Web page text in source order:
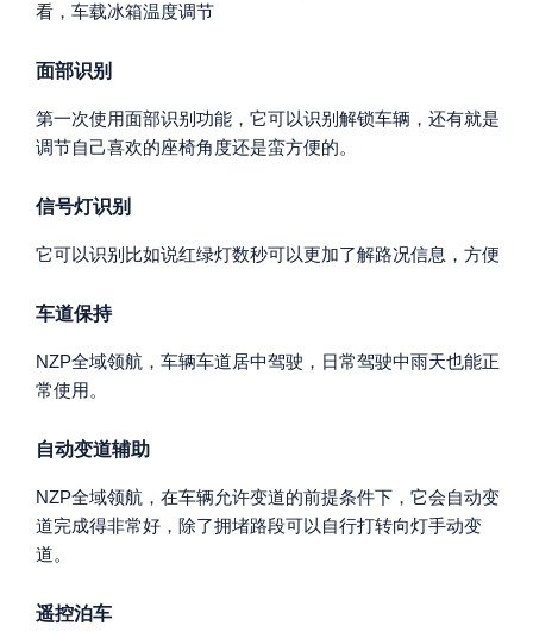
看，车载冰箱温度调节
面部识别
第一次使用面部识别功能，它可以识别解锁车辆，还有就是
调节自己喜欢的座椅角度还是蛮方便的。
信号灯识别
它可以识别比如说红绿灯数秒可以更加了解路况信息，方便
车道保持
NZP全域领航，车辆车道居中驾驶，日常驾驶中雨天也能正
常使用。
自动变道辅助
NZP全域领航，在车辆允许变道的前提条件下，它会自动变
道完成得非常好，除了拥堵路段可以自行打转向灯手动变
道。
遥控泊车